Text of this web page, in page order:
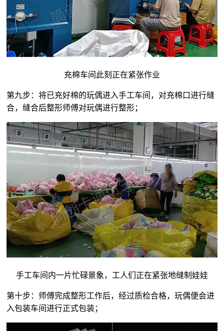
充棉车间此刻正在紧张作业
第九步：将已充好棉的玩偶进入手工车间，对充棉口进行缝
合，缝合后整形师傅对玩偶进行整形；
手工车间内一片忙碌景象，工人们正在紧张地缝制娃娃
第十步：师傅完成整形工作后，经过质检合格，玩偶便会进
入包装车间进行正式包装；